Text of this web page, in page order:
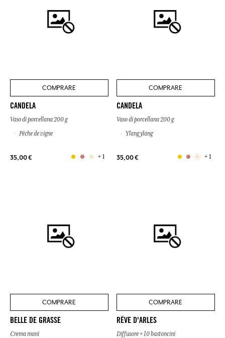
COMPRARE
CANDELA
Vaso di porcellana 200 g
Pêche de vigne
35,00 € + 1
COMPRARE
CANDELA
Vaso di porcellana 200 g
Ylang ylang
35,00 € + 1
COMPRARE
BELLE DE GRASSE
Crema mani
COMPRARE
RÊVE D'ARLES
Diffusore + 10 bastoncini